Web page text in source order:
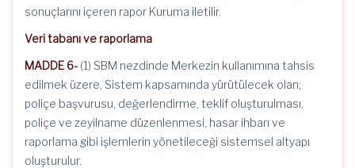
sonuçlarını içeren rapor Kuruma iletilir.
Veri tabanı ve raporlama
MADDE 6- (1) SBM nezdinde Merkezin kullanımına tahsis
edilmek üzere, Sistem kapsamında yürütülecek olan;
poliçe başvurusu, değerlendirme, teklif oluşturulması,
poliçe ve zeyilname düzenlenmesi, hasar ihbarı ve
raporlama gibi işlemlerin yönetileceği sistemsel altyapı
oluşturulur.